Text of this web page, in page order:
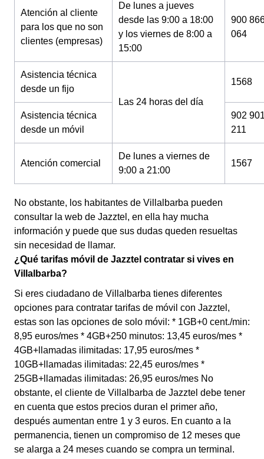
Atención al cliente
para los que no son
clientes (empresas)
De lunes a jueves
desde las 9:00 a 18:00
y los viernes de 8:00 a
15:00
900
064
Asistencia técnica
desde un fijo
Las 24 horas del día
1568
Asistencia técnica
desde un móvil
902
211
Atención comercial
De lunes a viernes de
9:00 a 21:00
1567
No obstante, los habitantes de Villalbarba pueden
consultar la web de Jazztel, en ella hay mucha
información y puede que sus dudas queden resueltas
sin necesidad de llamar.
¿Qué tarifas móvil de Jazztel contratar si vives en
Villalbarba?
Si eres ciudadano de Villalbarba tienes diferentes
opciones para contratar tarifas de móvil con Jazztel,
estas son las opciones de solo móvil: * 1GB+0 cent./min:
8,95 euros/mes * 4GB+250 minutos: 13,45 euros/mes *
4GB+llamadas ilimitadas: 17,95 euros/mes *
10GB+llamadas ilimitadas: 22,45 euros/mes *
25GB+llamadas ilimitadas: 26,95 euros/mes No
obstante, el cliente de Villalbarba de Jazztel debe tener
en cuenta que estos precios duran el primer año,
después aumentan entre 1 y 3 euros. En cuanto a la
permanencia, tienen un compromiso de 12 meses que
se alarga a 24 meses cuando se compra un terminal.